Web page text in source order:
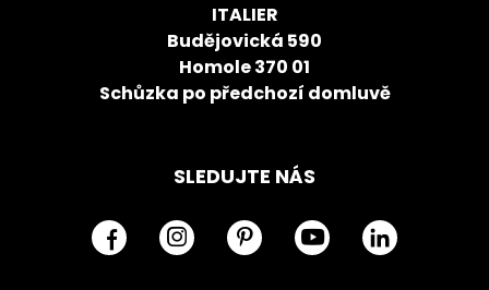
ITALIER
Budějovická 590
Homole 370 01
Schůzka po předchozí domluvě
SLEDUJTE NÁS